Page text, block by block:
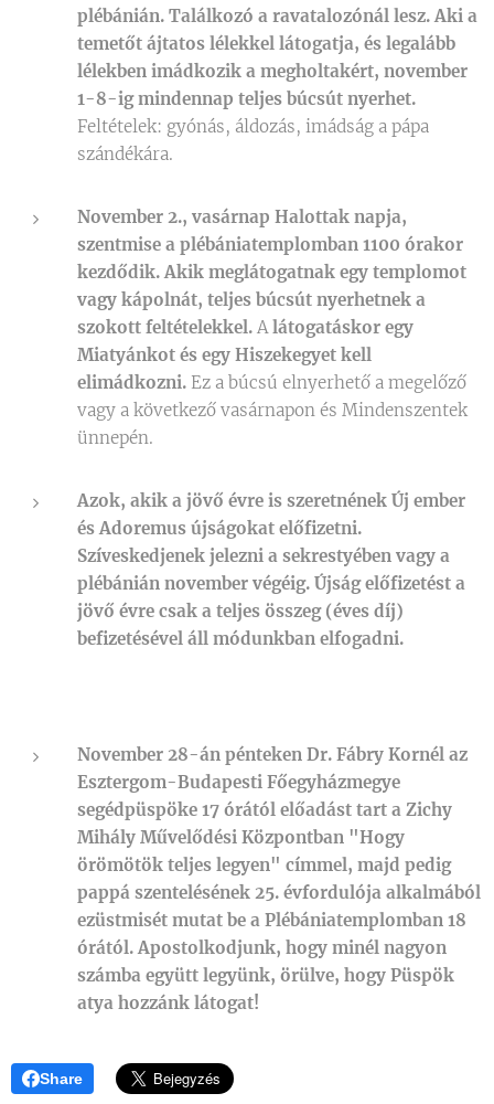
plébánián. Találkozó a ravatalozónál lesz.Aki a
temetőt ájtatos lélekkel látogatja, és legalább
lélekben imádkozik a megholtakért, november
1-8-ig mindennap teljes búcsút nyerhet.
Feltételek: gyónás, áldozás, imádság a pápa
szándékára.
November 2., vasárnap Halottak napja,
szentmise a plébániatemplomban 1100 órakor
kezdődik. Akik meglátogatnak egy templomot
vagy kápolnát, teljes búcsút nyerhetnek a
szokott feltételekkel. Alátogatáskor egy
Miatyánkot és egy Hiszekegyet kell
elimádkozni. Ez a búcsú elnyerhető a megelőző
vagy a következő vasárnapon és Mindenszentek
ünnepén.
Azok, akik a jövő évre is szeretnének Új ember
és Adoremus újságokat előfizetni.
Szíveskedjenek jelezni a sekrestyében vagy a
plébánián november végéig. Újság előfizetést a
jövő évre csak a teljes összeg (éves díj)
befizetésével áll módunkban elfogadni.
November 28-án pénteken Dr. Fábry Kornél az
Esztergom-Budapesti Főegyházmegye
segédpüspöke 17 órától előadást tart a Zichy
Mihály Művelődési Központban "Hogy
örömötök teljes legyen" címmel, majd pedig
pappá szentelésének 25. évfordulója alkalmából
ezüstmisét mutat be a Plébániatemplomban 18
órától. Apostolkodjunk, hogy minél nagyon
számba együtt legyünk, örülve, hogy Püspök
atya hozzánk látogat!
Share